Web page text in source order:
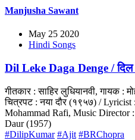
Manjusha Sawant
May 25 2020
Hindi Songs
Dil Leke Daga Denge /
गीतकार : साहिर लुधियानवी, गायक :
चित्रपट : नया दौर (१९५७) /
Mohammad Rafi, Music Director
Daur (1957)
#DilipKumar #Ajit #BRChopra